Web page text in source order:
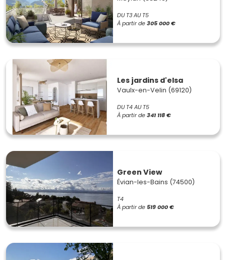
DU T3 AU T5
À partir de305 000 €
Les jardins d'elsa
Vaulx-en-Velin (69120)
DU T4 AU T5
À partir de341 118 €
Green View
Évian-les-Bains (74500)
T4
À partir de519 000 €